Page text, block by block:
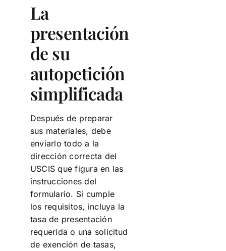
La
presentación
de su
autopetición
simplificada
Después de preparar
sus materiales, debe
enviarlo todo a la
dirección correcta del
USCIS que figura en las
instrucciones del
formulario. Si cumple
los requisitos, incluya la
tasa de presentación
requerida o una solicitud
de exención de tasas,